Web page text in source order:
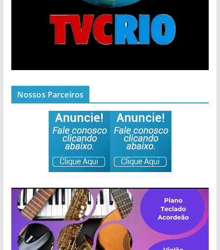
Nossos Parceiros